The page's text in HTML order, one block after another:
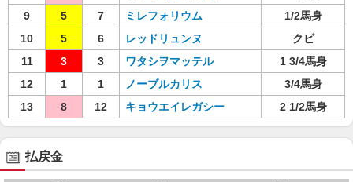
9
5 7 ミレフォリウム
1/2馬身
10
5 6 レッドリュンヌ
クビ
11
3 3 ワタシヲマッテル
1 3/4馬身
12
1 1 ノーブルカリス
3/4馬身
13
8 12 キョウエイレガシー 2 1/2馬身
払戻金